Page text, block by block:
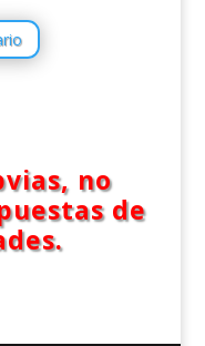
no
de